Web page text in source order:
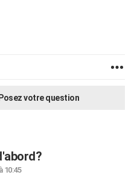
Posez votre question
10:45